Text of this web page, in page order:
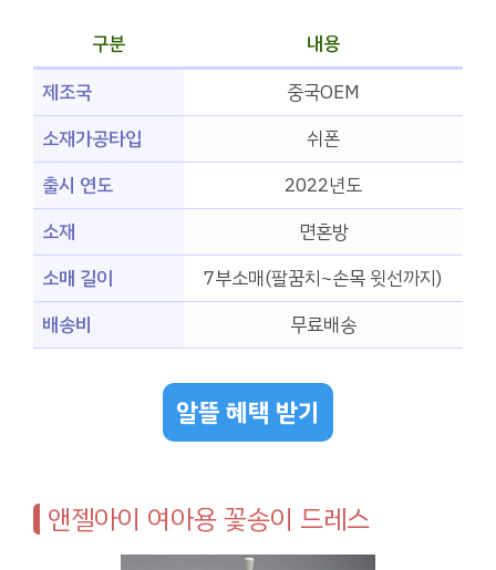
구분
내용
제조국
중국OEM
소재가공타입
쉬폰
출시 연도
2022년도
소재
면혼방
소매 길이
7부소매(팔꿈치~손목 윗선까지)
배송비
무료배송
알뜰 혜택 받기
앤젤아이 여아용 꽃송이 드레스